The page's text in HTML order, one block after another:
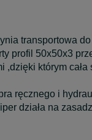
transportowa
profil 50x50x3
,dzięki którym
ręcznego i
działa na